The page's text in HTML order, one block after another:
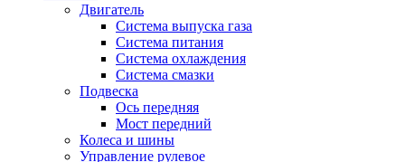
Двигатель
Система выпуска газа
Система питания
Система охлаждения
Система смазки
Подвеска
Ось передняя
Мост передний
Колеса и шины
Управление рулевое